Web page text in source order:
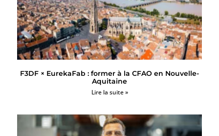
F3DF × EurekaFab : former à la CFAO en Nouvelle-
Aquitaine
Lire la suite »